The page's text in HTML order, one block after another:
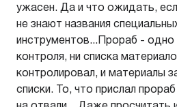
ужасен. Да и что ожидать,
не знают названия
инструментов...Прораб - одно
контроля, ни списка
контролировал, и материалы
списки. То, что прислал